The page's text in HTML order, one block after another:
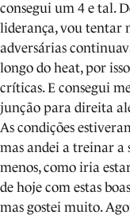
consegui um 4 e tal.
liderança, vou tentar
adversárias
longo do heat, por
críticas. E consegui
junção para direita
As condições
mas andei a treinar a
menos, como iria
de hoje com estas
mas gostei muito.